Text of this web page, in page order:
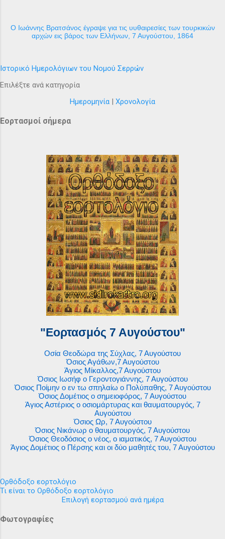
Ο Ιωάννης Βρατσάνος έγραψε για τις υυθαιρεσίες των τουρκικών
αρχών εις βάρος των Ελλήνων, 7 Αυγούστου, 1864
Ιστορικό Ημερολόγιων του Νομού Σερρών
Επιλέξτε ανά κατηγορία
Ημερομηνία | Χρονολογία
Εορτασμοί σήμερα
"Εορτασμός 7 Αυγούστου"
Οσία Θεοδώρα της Σύχλας, 7 Αυγούστου
Όσιος Αγάθων,7 Αυγούστου
Άγιος Μίκαλλος,7 Αυγούστου
Όσιος Ιωσήφ ο Γεροντογιάννης, 7 Αυγούστου
Όσιος Ποίμην ο εν τω σπηλαίω ο Πολύπαθης, 7 Αυγούστου
Όσιος Δομέτιος ο σημειοφόρος, 7 Αυγούστου
Άγιος Αστέριος ο οσιομάρτυρας και θαυματουργός, 7
Αυγούστου
Όσιος Ωρ, 7 Αυγούστου
Όσιος Νικάνωρ ο θαυματουργός, 7 Αυγούστου
Όσιος Θεοδόσιος ο νέος, ο ιαματικός, 7 Αυγούστου
Άγιος Δομέτιος ο Πέρσης και οι δύο μαθητές του, 7 Αυγούστου
Ορθόδοξο εορτολόγιο
Τι είναι το Ορθόδοξο εορτολόγιο
Επιλογή εορτασμού ανά ημέρα
Φωτογραφίες